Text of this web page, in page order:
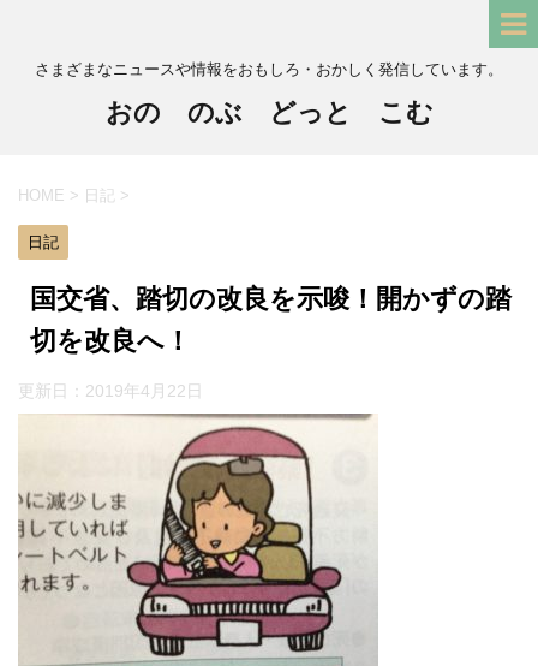
さまざまなニュースや情報をおもしろ・おかしく発信しています。
おの のぶ どっと こむ
HOME > 日記 >
日記
国交省、踏切の改良を示唆！開かずの踏
切を改良へ！
更新日： 2019年4月22日